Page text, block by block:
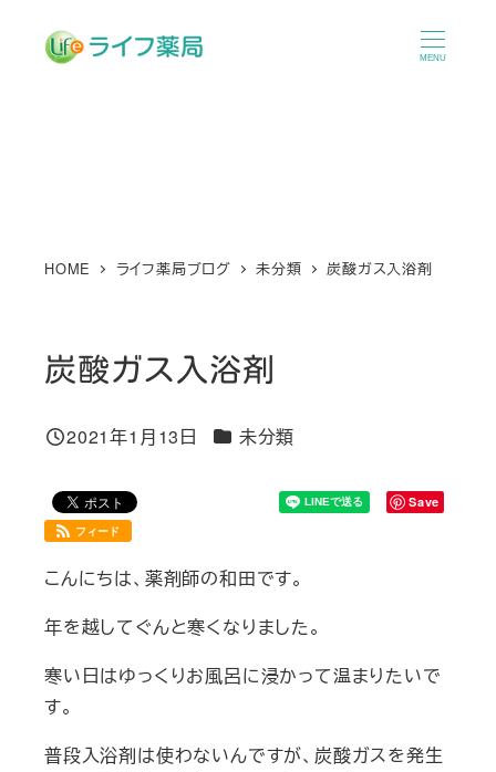
MENU
HOME ライフ薬局ブログ 未分類 炭酸ガス入浴剤
炭酸ガス入浴剤
投稿日
2021年1月13日 カテゴリー
未分類
Save
フィード
こんにちは、薬剤師の和田です。
年を越してぐんと寒くなりました。
寒い日はゆっくりお風呂に浸かって温まりたいで
す。
普段入浴剤は使わないんですが、炭酸ガスを発生